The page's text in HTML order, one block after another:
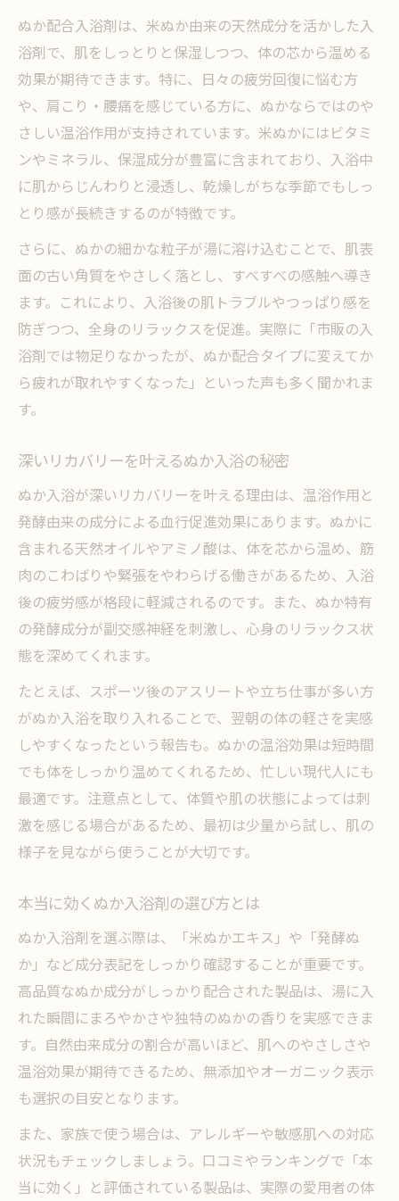
ぬか配合入浴剤は、米ぬか由来の天然成分を活かした入
浴剤で、肌をしっとりと保湿しつつ、体の芯から温める
効果が期待できます。特に、日々の疲労回復に悩む方
や、肩こり・腰痛を感じている方に、ぬかならではのや
さしい温浴作用が支持されています。米ぬかにはビタミ
ンやミネラル、保湿成分が豊富に含まれており、入浴中
に肌からじんわりと浸透し、乾燥しがちな季節でもしっ
とり感が長続きするのが特徴です。
さらに、ぬかの細かな粒子が湯に溶け込むことで、肌表
面の古い角質をやさしく落とし、すべすべの感触へ導き
ます。これにより、入浴後の肌トラブルやつっぱり感を
防ぎつつ、全身のリラックスを促進。実際に「市販の入
浴剤では物足りなかったが、ぬか配合タイプに変えてか
ら疲れが取れやすくなった」といった声も多く聞かれま
す。
深いリカバリーを叶えるぬか入浴の秘密
ぬか入浴が深いリカバリーを叶える理由は、温浴作用と
発酵由来の成分による血行促進効果にあります。ぬかに
含まれる天然オイルやアミノ酸は、体を芯から温め、筋
肉のこわばりや緊張をやわらげる働きがあるため、入浴
後の疲労感が格段に軽減されるのです。また、ぬか特有
の発酵成分が副交感神経を刺激し、心身のリラックス状
態を深めてくれます。
たとえば、スポーツ後のアスリートや立ち仕事が多い方
がぬか入浴を取り入れることで、翌朝の体の軽さを実感
しやすくなったという報告も。ぬかの温浴効果は短時間
でも体をしっかり温めてくれるため、忙しい現代人にも
最適です。注意点として、体質や肌の状態によっては刺
激を感じる場合があるため、最初は少量から試し、肌の
様子を見ながら使うことが大切です。
本当に効くぬか入浴剤の選び方とは
ぬか入浴剤を選ぶ際は、「米ぬかエキス」や「発酵ぬ
か」など成分表記をしっかり確認することが重要です。
高品質なぬか成分がしっかり配合された製品は、湯に入
れた瞬間にまろやかさや独特のぬかの香りを実感できま
す。自然由来成分の割合が高いほど、肌へのやさしさや
温浴効果が期待できるため、無添加やオーガニック表示
も選択の目安となります。
また、家族で使う場合は、アレルギーや敏感肌への対応
状況もチェックしましょう。口コミやランキングで「本
当に効く」と評価されている製品は、実際の愛用者の体